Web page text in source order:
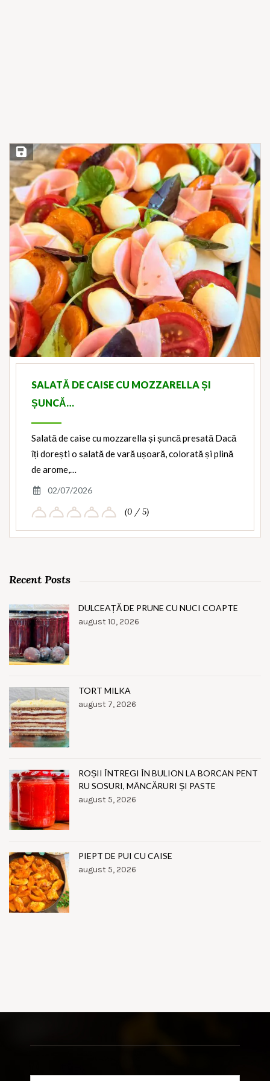
Save Recipe
SALATĂ DE CAISE CU MOZZARELLA ȘI
ȘUNCĂ…
Salată de caise cu mozzarella și șuncă presată Dacă
îți dorești o salată de vară ușoară, colorată și plină
de arome,…
02/07/2026
(0 / 5)
Recent Posts
DULCEAȚĂ DE PRUNE CU NUCI COAPTE
august 10, 2026
TORT MILKA
august 7, 2026
ROȘII ÎNTREGI ÎN BULION LA BORCAN PENT
RU SOSURI, MÂNCĂRURI ȘI PASTE
august 5, 2026
PIEPT DE PUI CU CAISE
august 5, 2026
Search